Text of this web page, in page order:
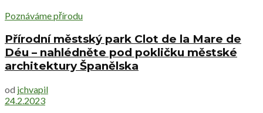
Poznáváme přírodu
Přírodní městský park Clot de la Mare de
Déu – nahlédněte pod pokličku městské
architektury Španělska
od jchvapil
24.2.2023